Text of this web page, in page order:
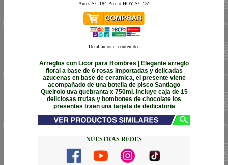
AntesS/. 184Precio HOY S/. 151
Detallamos el contenido:
Arreglos con Licor para Hombres | Elegante arreglo
floral a base de 6 rosas importadas y delicadas
azucenas en base de ceramica, el presente viene
acompañado de una botella de pisco Santiago
Queirolo uva quebranta x 750ml. incluye caja de 15
deliciosas trufas y bombones de chocolate los
presentes traen una tarjeta de dedicatoria
NUESTRAS REDES